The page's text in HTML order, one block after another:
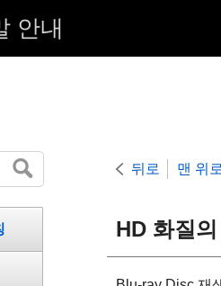
안내
뒤로 맨 위
HD 화질